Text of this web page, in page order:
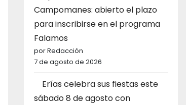
Campomanes: abierto el plazo
para inscribirse en el programa
Falamos
por Redacción
7 de agosto de 2026
Erías celebra sus fiestas este
sábado 8 de agosto con